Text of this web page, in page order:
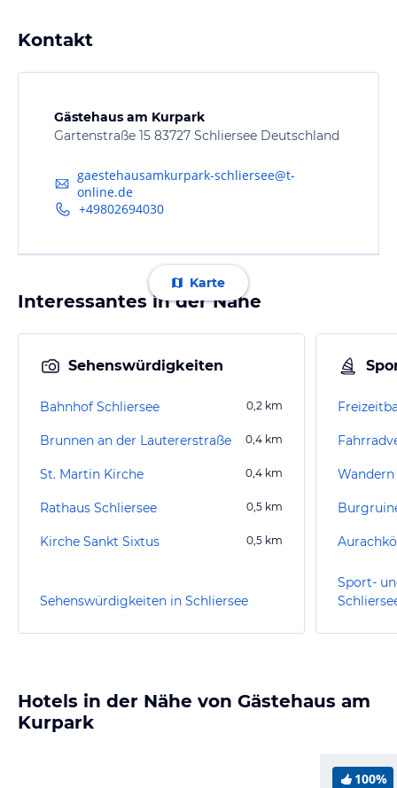
Kontakt
Gästehaus am Kurpark
Gartenstraße 15 83727 Schliersee Deutschland
gaestehausamkurpark-schliersee@t-
online.de
+49802694030
Karte
Interessantes in der Nähe
Sehenswürdigkeiten
Bahnhof Schliersee 0,2 km
Brunnen an der Lautererstraße 0,4 km
St. Martin Kirche 0,4 km
Rathaus Schliersee 0,5 km
Kirche Sankt Sixtus 0,5 km
Sehenswürdigkeiten in Schliersee
Wandern
Sport-
Hotels in der Nähe von Gästehaus am
Kurpark
100%